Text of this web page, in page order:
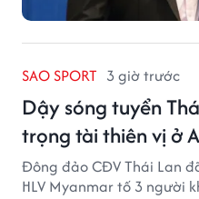
SAO SPORT 3 giờ trước
Dậy sóng tuyển
trọng tài thiên vị ở
Đông đảo CĐV Thái Lan
HLV Myanmar tố 3 người